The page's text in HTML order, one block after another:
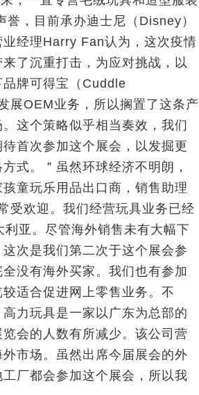
，目前承办迪士尼（Disney）
经理Harry Fan认为，这次疫情
了沉重打击，为应对挑战，以
牌可得宝（Cuddle
展OEM业务，所以搁置了这条产
这个策略似乎相当奏效，我们
首次参加这个展会，以发掘更
式。＂虽然环球经济不明朗，
童玩乐用品出口商，销售助理
受欢迎。我们经营玩具业务已经
亚。尽管海外销售未有大幅下
次是我们第二次于这个展会参
没有海外买家。我们也有参加
适合促进网上零售业务。不
力玩具是一家以广东为总部的
会的人数有所减少。该公司营
市场。虽然出席今届展会的外
厂都会参加这个展会，所以我